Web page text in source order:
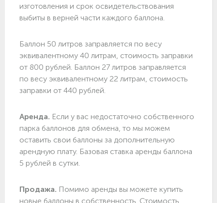
изготовления и срок освидетельствования
выбиты в верней части каждого баллона.
Баллон 50 литров заправляется по весу
эквивалентному 40 литрам, стоимость заправки
от 800 рублей. Баллон 27 литров заправляется
по весу эквивалентному 22 литрам, стоимость
заправки от 440 рублей.
Аренда. Если у вас недостаточно собственного
парка баллонов для обмена, то мы можем
оставить свои баллоны за дополнительную
арендную плату. Базовая ставка аренды баллона
5 рублей в сутки.
Продажа. Помимо аренды вы можете купить
новые баллоны в собственность. Стоимость